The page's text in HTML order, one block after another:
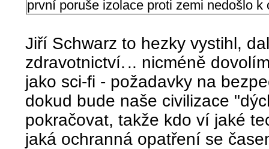
první poruše izolace proti zemi nedošlo
Jiří Schwarz to hezky vystihl,
zdravotnictví. .. nicméně
jako sci-fi - požadavky na
dokud bude naše civilizace
pokračovat, takže kdo ví jaké
jaká ochranná opatření se